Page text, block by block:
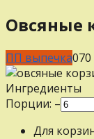
Овсяные
ПП выпечка070
Ингредиенты
Порции: –
Для